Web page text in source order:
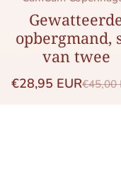
opbergmand,
van twee
€28,95 EUR€45,00